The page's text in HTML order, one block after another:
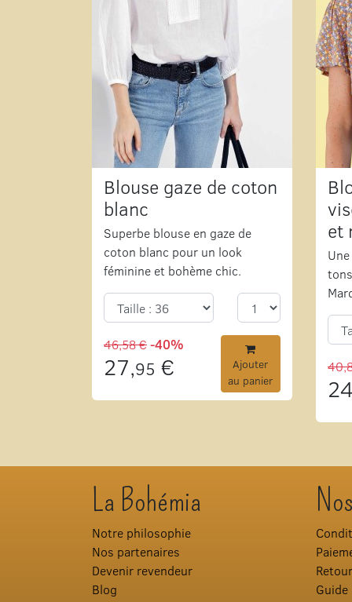
Blouse gaze de coton
blanc
Superbe blouse en gaze de
coton blanc pour un look
féminine et bohème chic.
46,58 €-40%
27,95 €
Ajouter
au panier
et
La Bohémia
Notre philosophie
Nos partenaires
Devenir revendeur
Blog